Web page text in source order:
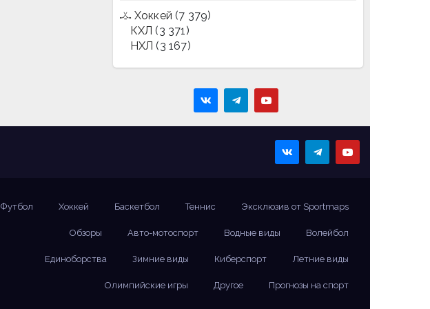
Хоккей (7 379)
КХЛ (3 371)
НХЛ (3 167)
Футбол Хоккей Баскетбол Теннис Эксклюзив от Sportmaps
Обзоры Авто-мотоспорт Водные виды Волейбол
Единоборства Зимние виды Киберспорт Летние виды
Олимпийские игры Другое Прогнозы на спорт